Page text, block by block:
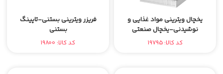
یخچال ویترینی مواد غذایی و
نوشیدنی-یخچال صنعتی
کد کالا: 19795
فریزر ویترینی بستنی-تاپینگ
بستنی
کد کالا: 19800